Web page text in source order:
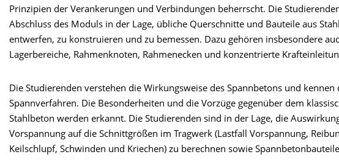
Prinzipien der Verankerungen und Verbindungen beherrscht. Die
Abschluss des Moduls in der Lage, übliche Querschnitte und Bauteile aus
entwerfen, zu konstruieren und zu bemessen. Dazu gehören insbesondere
Lagerbereiche, Rahmenknoten, Rahmenecken und konzentrierte
Die Studierenden verstehen die Wirkungsweise des Spannbetons und kennen
Spannverfahren. Die Besonderheiten und die Vorzüge gegenüber dem
Stahlbeton werden erkannt. Die Studierenden sind in der Lage, die
Vorspannung auf die Schnittgrößen im Tragwerk (Lastfall Vorspannung,
Keilschlupf, Schwinden und Kriechen) zu berechnen sowie